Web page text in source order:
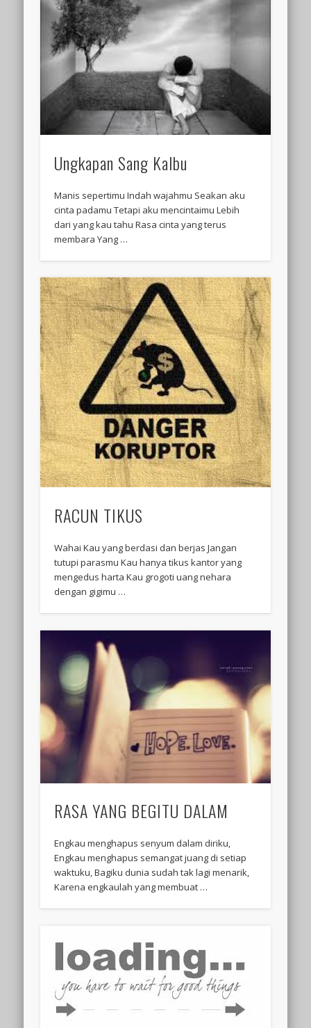
Ungkapan Sang Kalbu
Manis sepertimu Indah wajahmu Seakan aku
cinta padamu Tetapi aku mencintaimu Lebih
dari yang kau tahu Rasa cinta yang terus
membara Yang …
RACUN TIKUS
Wahai Kau yang berdasi dan berjas Jangan
tutupi parasmu Kau hanya tikus kantor yang
mengedus harta Kau grogoti uang nehara
dengan gigimu …
RASA YANG BEGITU DALAM
Engkau menghapus senyum dalam diriku,
Engkau menghapus semangat juang di setiap
waktuku, Bagiku dunia sudah tak lagi menarik,
Karena engkaulah yang membuat …